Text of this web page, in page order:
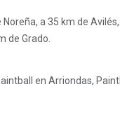
a 35 km de
de Grado.
en Arriondas,